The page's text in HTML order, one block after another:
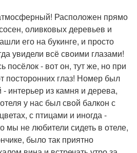
Расположен прямо
оливковых деревьев и
его на букинге, и просто
увидели всё своими глазами!
посёлок - вот он, тут же, но при
посторонних глаз! Номер был
интерьер из камня и дерева,
у нас был свой балкон с
с птицами и иногда -
мы не любители сидеть в отеле,
было так приятно